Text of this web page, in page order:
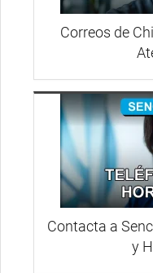
Correos de
Contacta a
y